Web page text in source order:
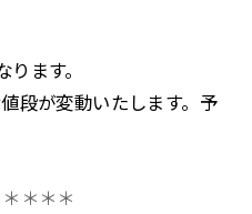
ます。
段が変動いたします。予
＊＊＊